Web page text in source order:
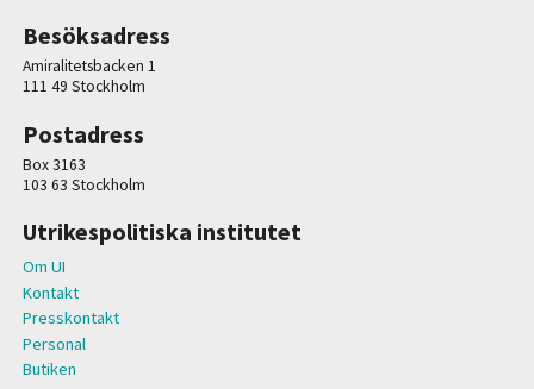
Besöksadress
Amiralitetsbacken 1
111 49 Stockholm
Postadress
Box 3163
103 63 Stockholm
Utrikespolitiska institutet
Om UI
Kontakt
Presskontakt
Personal
Butiken